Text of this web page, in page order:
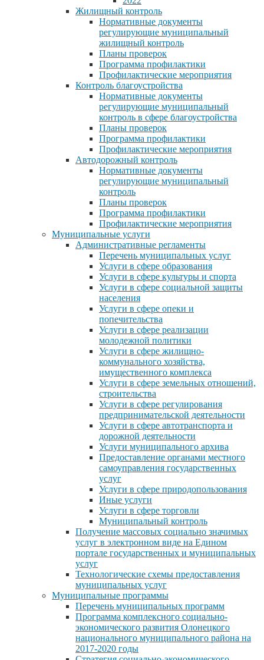
Жилищный контроль
Нормативные документы
регулирующие муниципальный
жилищный контроль
Планы проверок
Программа профилактики
Профилактические мероприятия
Контроль благоустройства
Нормативные документы
регулирующие муниципальный
контроль в сфере благоустройства
Планы проверок
Программа профилактики
Профилактические мероприятия
Автодорожный контроль
Нормативные документы
регулирующие муниципальный
контроль
Планы проверок
Программа профилактики
Профилактические мероприятия
Муниципальные услуги
Административные регламенты
Перечень муниципальных услуг
Услуги в сфере образования
Услуги в сфере культуры и спорта
Услуги в сфере социальной защиты
населения
Услуги в сфере опеки и
попечительства
Услуги в сфере реализации
молодежной политики
Услуги в сфере жилищно-
коммунального хозяйства,
имущественного комплекса
Услуги в сфере земельных отношений,
строительства
Услуги в сфере регулирования
предпринимательской деятельности
Услуги в сфере автотранспорта и
дорожной деятельности
Услуги муниципального архива
Предоставление органами местного
самоуправления государственных
услуг
Услуги в сфере природопользования
Иные услуги
Услуги в сфере торговли
Муниципальный контроль
Получение массовых социально значимых
услуг в электронном виде на Едином
портале государственных и муниципальных
услуг
Технологические схемы предоставления
муниципальных услуг
Муниципальные программы
Перечень муниципальных программ
Программа комплексного социально-
экономического развития Олонецкого
национального муниципального района на
2017-2020 годы